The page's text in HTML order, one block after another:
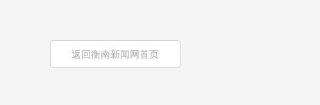
返回衡南新闻网首页